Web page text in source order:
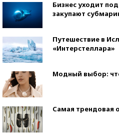
Бизнес уходит
закупают
Путешествие в
«Интерстеллара»
Модный выбор:
Самая трендовая